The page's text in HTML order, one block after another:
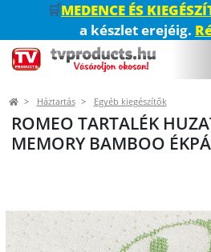
🛒MEDENCE ÉS
a készlet erejéig.
Háztartás Egyéb kiegészítők
ROMEO TARTALÉK
MEMORY BAMBOO